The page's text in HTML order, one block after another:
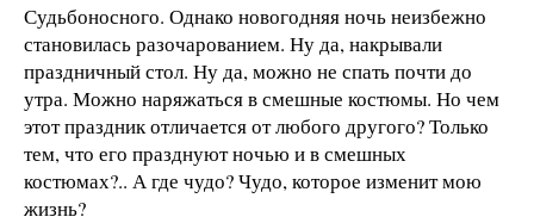
Судьбоносного. Однако новогодняя ночь неизбежно
становилась разочарованием. Ну да, накрывали
праздничный стол. Ну да, можно не спать почти до
утра. Можно наряжаться в смешные костюмы. Но чем
этот праздник отличается от любого другого? Только
тем, что его празднуют ночью и в смешных
костюмах?.. А где чудо? Чудо, которое изменит мою
жизнь?